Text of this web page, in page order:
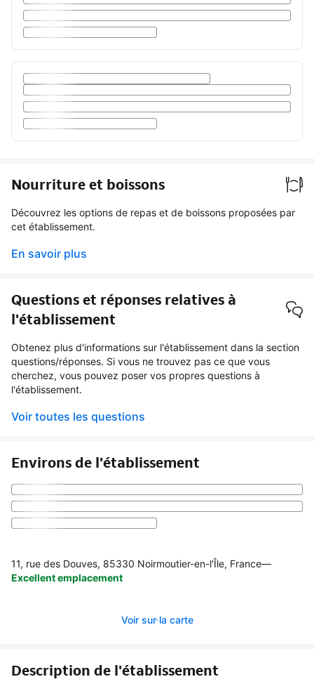
Nourriture et boissons
Découvrez les options de repas et de boissons proposées par
cet établissement.
En savoir plus
Questions et réponses relatives à
l'établissement
Obtenez plus d'informations sur l'établissement dans la section
questions/réponses. Si vous ne trouvez pas ce que vous
cherchez, vous pouvez poser vos propres questions à
l'établissement.
Voir toutes les questions
Environs de l'établissement
11, rue des Douves, 85330 Noirmoutier-en-l'Île, France—
Excellent emplacement
Voir sur la carte
Description de l'établissement